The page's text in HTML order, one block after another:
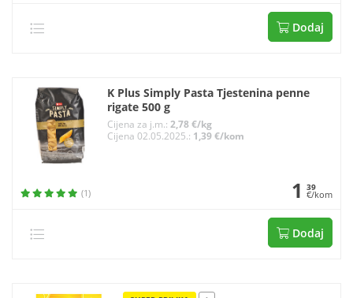
Dodaj
K Plus Simply Pasta Tjestenina penne
rigate 500 g
Cijena za j.m.:2,78 €/kg
Cijena 02.05.2025.: 1,39 €/kom
(1) 1 39
€/kom
Dodaj